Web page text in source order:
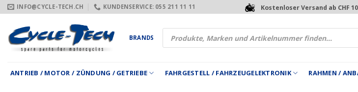
Zum
Inhalt
springen
INFO@CYCLE-TECH.CH KUNDENSERVICE: 055 211 11 11 Kostenloser Versand ab CHF
BRANDS
Products
search
ANTRIEB / MOTOR / ZÜNDUNG / GETRIEBE FAHRGESTELL / FAHRZEUGELEKTRONIK RAHMEN /